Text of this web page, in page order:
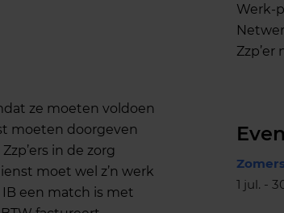
ze moeten voldoen
moeten doorgeven
in de zorg
moet wel z’n werk
een match is met
Werk-
Zzp’er
1 jul. -